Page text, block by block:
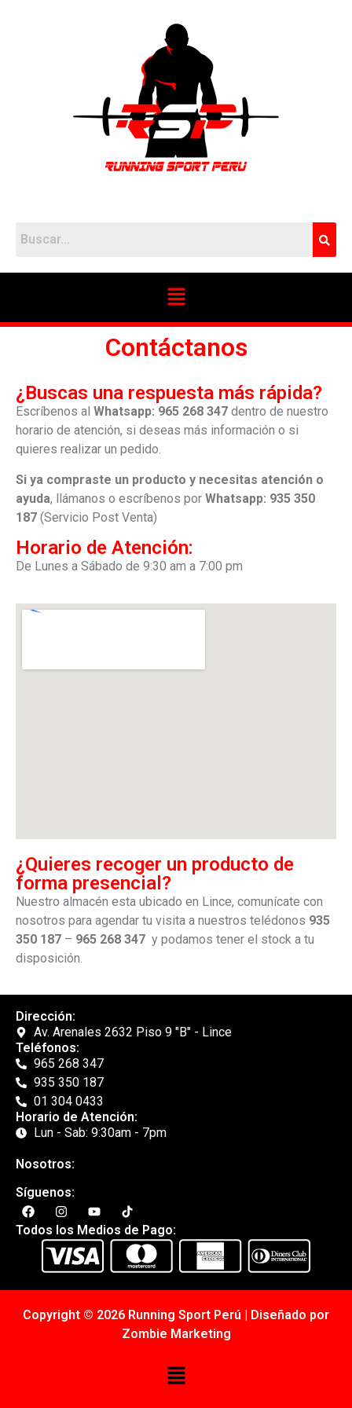
Contáctanos
¿Buscas una respuesta más rápida?
Escríbenos al Whatsapp: 965 268 347 dentro de nuestro
horario de atención, si deseas más información o si
quieres realizar un pedido.
Si ya compraste un producto y necesitas atención o
ayuda, llámanos o escríbenos por Whatsapp: 935 350
187 (Servicio Post Venta)
Horario de Atención:
De Lunes a Sábado de 9:30 am a 7:00 pm
¿Quieres recoger un producto de
forma presencial?
Nuestro almacén esta ubicado en Lince, comunícate con
nosotros para agendar tu visita a nuestros telédonos 935
350 187 – 965 268 347 y podamos tener el stock a tu
disposición.
Dirección:
Av. Arenales 2632 Piso 9 "B" - Lince
Teléfonos:
965 268 347
935 350 187
01 304 0433
Horario de Atención:
Lun - Sab: 9:30am - 7pm
Nosotros:
Síguenos:
Todos los Medios de Pago:
Copyright © 2026 Running Sport Perú | Diseñado por
Zombie Marketing